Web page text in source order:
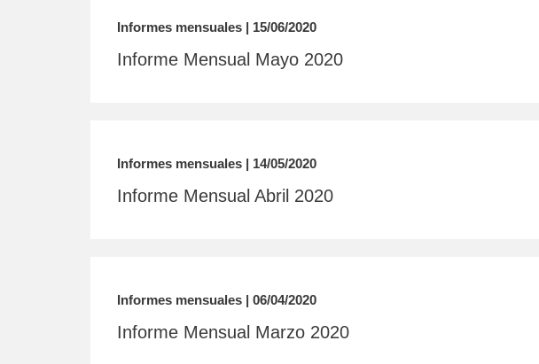
Informes mensuales | 15/06/2020
Informe Mensual Mayo 2020
Informes mensuales | 14/05/2020
Informe Mensual Abril 2020
Informes mensuales | 06/04/2020
Informe Mensual Marzo 2020